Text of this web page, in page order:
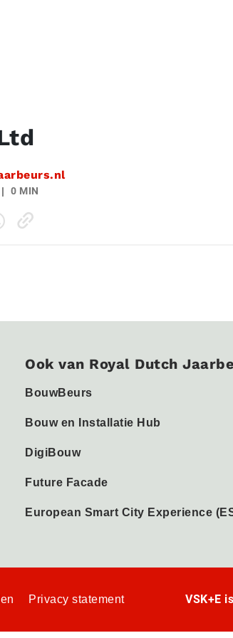
0 MIN
Ook van Royal Dutch
BouwBeurs
Bouw en Installatie Hub
DigiBouw
Future Facade
European Smart City Experience
Privacy statement VSK+E